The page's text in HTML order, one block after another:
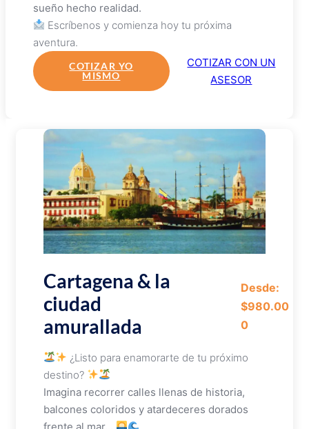
sueño hecho realidad.
Escríbenos y comienza hoy tu próxima
aventura.
COTIZAR YO
MISMO
COTIZAR CON UN
ASESOR
Cartagena & la
ciudad
amurallada
Desde:
$980.00
0
¿Listo para enamorarte de tu próximo
destino?
Imagina recorrer calles llenas de historia,
balcones coloridos y atardeceres dorados
frente al mar…